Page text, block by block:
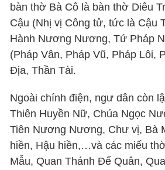
bàn thờ Bà Cô là bàn thờ Diêu
Cậu (Nhị vị Công tử, tức là Cậu
Hành Nương Nương, Tứ Pháp
(Pháp Vân, Pháp Vũ, Pháp Lôi,
Địa, Thần Tài.
Ngoài chính điện, ngư dân còn
Thiên Huyền Nữ, Chúa Ngọc
Tiên Nương Nương, Chư vị, Bà
hiền, Hậu hiền,…và các miếu
Mẫu, Quan Thánh Đế Quân,